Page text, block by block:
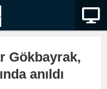
Gökbayrak,
anıldı